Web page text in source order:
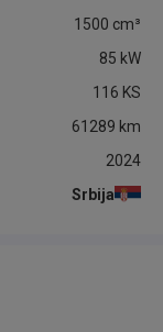
1500 cm³
85 kW
116 KS
61289 km
2024
Srbija